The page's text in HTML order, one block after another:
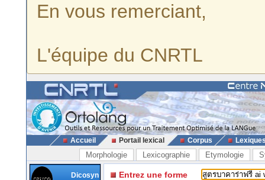
En vous remerciant,
L'équipe du CNRTL
Accueil Portail lexical Corpus
Morphologie Lexicographie Etymologie
Dicosyn
Entrez une forme